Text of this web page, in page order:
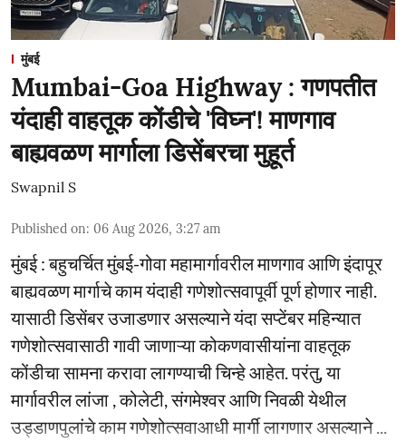
मुंबई
Mumbai-Goa Highway : गणपतीत
यंदाही वाहतूक कोंडीचे 'विघ्न'! माणगाव
बाह्यवळण मार्गाला डिसेंबरचा मुहूर्त
Swapnil S
Published on: 06 Aug 2026, 3:27 am
मुंबई : बहुचर्चित मुंबई-गोवा महामार्गावरील माणगाव आणि इंदापूर
बाह्यवळण मार्गाचे काम यंदाही गणेशोत्सवापूर्वी पूर्ण होणार नाही.
यासाठी डिसेंबर उजाडणार असल्याने यंदा सप्टेंबर महिन्यात
गणेशोत्सवासाठी गावी जाणाऱ्या कोकणवासीयांना वाहतूक
कोंडीचा सामना करावा लागण्याची चिन्हे आहेत. परंतु, या
मार्गावरील लांजा , कोलेटी, संगमेश्वर आणि निवळी येथील
उड्डाणपुलांचे काम गणेशोत्सवाआधी मार्गी लागणार असल्याने ...